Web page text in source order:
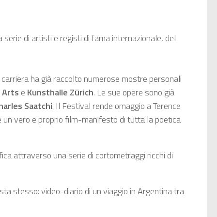
di artisti e registi di fama internazionale, del
ha già raccolto numerose mostre personali
Arts e Kunsthalle Zürich. Le sue opere sono già
Saatchi. Il Festival rende omaggio a Terence
un vero e proprio film-manifesto di tutta la poetica
attraverso una serie di cortometraggi ricchi di
stesso: video-diario di un viaggio in Argentina tra